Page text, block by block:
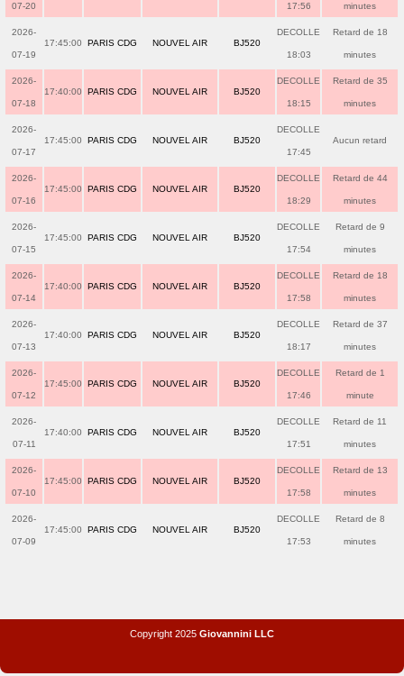
07-20 17:56 minutes
2026-
07-19
17:45:00 PARIS CDG NOUVEL AIR BJ520
DECOLLE
18:03
Retard de 18
minutes
2026-
07-18
17:40:00 PARIS CDG NOUVEL AIR BJ520
DECOLLE
18:15
Retard de 35
minutes
2026-
07-17
17:45:00 PARIS CDG NOUVEL AIR BJ520
DECOLLE
17:45
Aucun retard
2026-
07-16
17:45:00 PARIS CDG NOUVEL AIR BJ520
DECOLLE
18:29
Retard de 44
minutes
2026-
07-15
17:45:00 PARIS CDG NOUVEL AIR BJ520
DECOLLE
17:54
Retard de 9
minutes
2026-
07-14
17:40:00 PARIS CDG NOUVEL AIR BJ520
DECOLLE
17:58
Retard de 18
minutes
2026-
07-13
17:40:00 PARIS CDG NOUVEL AIR BJ520
DECOLLE
18:17
Retard de 37
minutes
2026-
07-12
17:45:00 PARIS CDG NOUVEL AIR BJ520
DECOLLE
17:46
Retard de 1
minute
2026-
07-11
17:40:00 PARIS CDG NOUVEL AIR BJ520
DECOLLE
17:51
Retard de 11
minutes
2026-
07-10
17:45:00 PARIS CDG NOUVEL AIR BJ520
DECOLLE
17:58
Retard de 13
minutes
2026-
07-09
17:45:00 PARIS CDG NOUVEL AIR BJ520
DECOLLE
17:53
Retard de 8
minutes
Copyright 2025 Giovannini LLC